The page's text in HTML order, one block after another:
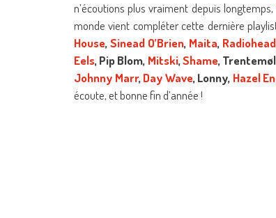
n’écoutions plus vraiment depuis longtemps,
monde vient compléter cette dernière
House,Sinead O’Brien, Maita, Radiohead
Eels, Pip Blom, Mitski,Shame,
Johnny Marr, Day Wave, Lonny, Hazel
écoute, et bonne fin d’année !